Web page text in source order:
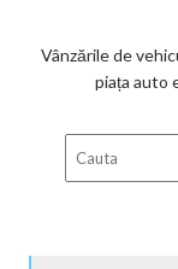
Vânzările de
piața auto